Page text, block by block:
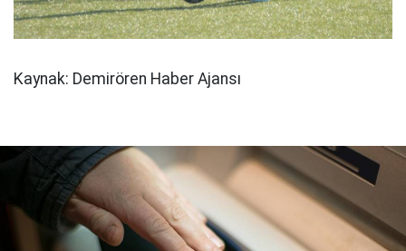
Kaynak: Demirören Haber Ajansı